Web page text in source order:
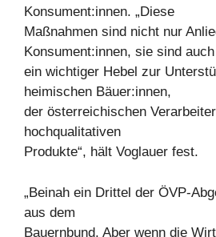
Konsument:innen. „Diese
Maßnahmen sind nicht nur
Konsument:innen, sie sind auch
ein wichtiger Hebel zur
heimischen Bäuer:innen,
der österreichischen
hochqualitativen
Produkte“, hält Voglauer fest.
„Beinah ein Drittel der ÖVP-
aus dem
Bauernbund. Aber wenn die